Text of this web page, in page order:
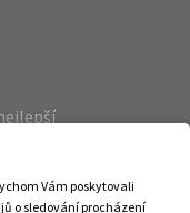
Vám poskytovali
o sledování procházení